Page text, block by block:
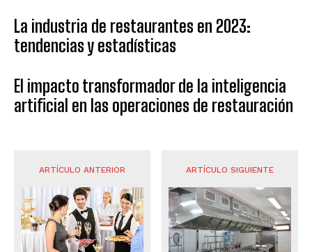
La industria de restaurantes en 2023:
tendencias y estadísticas
El impacto transformador de la inteligencia
artificial en las operaciones de restauración
ARTÍCULO ANTERIOR ARTÍCULO SIGUIENTE